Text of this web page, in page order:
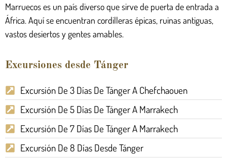
Marruecos es un país diverso que sirve de puerta de entrada a
África. Aquí se encuentran cordilleras épicas, ruinas antiguas,
vastos desiertos y gentes amables.
Excursiones desde Tánger
Excursión De 3 Días De Tánger A Chefchaouen
Excursión De 5 Días De Tánger A Marrakech
Excursión De 7 Días De Tánger A Marrakech
Excursión De 8 Días Desde Tánger